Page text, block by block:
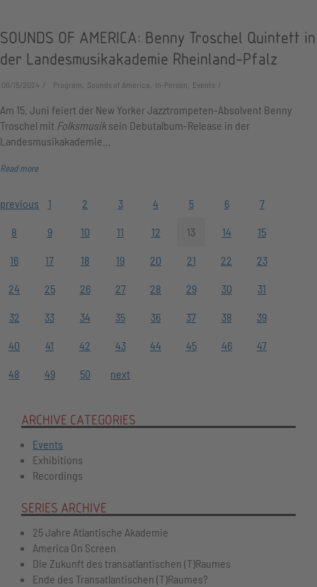
SOUNDS OF AMERICA: Benny Troschel Quintett in
der Landesmusikakademie Rheinland-Pfalz
06/15/2024 Program, Sounds of America, In-Person, Events
Am 15. Juni feiert der New Yorker Jazztrompeten-Absolvent Benny
Troschel mit Folksmusiksein Debutalbum-Release in der
Landesmusikakademie…
Read more
previous 1 2 3 4 5 6 7
8 9 10 11 12 13 14 15
16 17 18 19 20 21 22 23
24 25 26 27 28 29 30 31
32 33 34 35 36 37 38 39
40 41 42 43 44 45 46 47
48 49 50 next
ARCHIVE CATEGORIES
Events
Exhibitions
Recordings
SERIES ARCHIVE
25 Jahre Atlantische Akademie
America On Screen
Die Zukunft des transatlantischen (T)Raumes
Ende des Transatlantischen (T)Raumes?